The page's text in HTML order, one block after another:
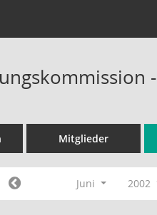
Mitglieder
Juni 2002